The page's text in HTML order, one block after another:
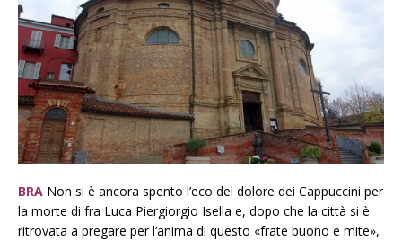
BRA Non si è ancora spento l’eco del dolore dei Cappuccini per
la morte di fra Luca Piergiorgio Isella e, dopo che la città si è
ritrovata a pregare per l’anima di questo «frate buono e mite»,